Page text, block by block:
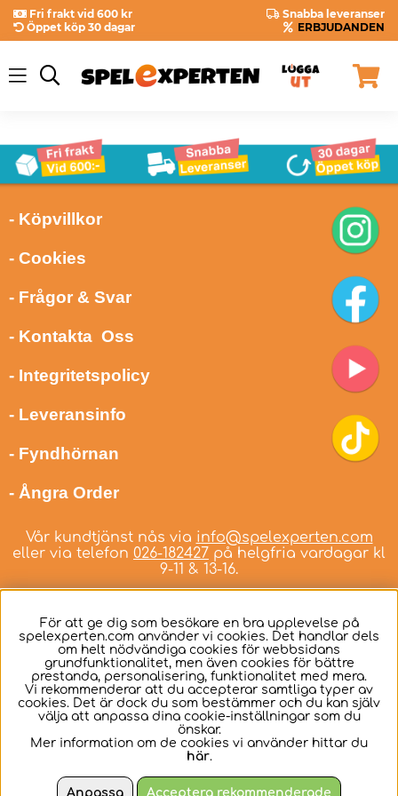
Fri frakt vid 600 kr
Snabba leveranser
Öppet köp 30 dagar
ERBJUDANDEN
- Köpvillkor
- Cookies
- Frågor & Svar
- Kontakta Oss
- Integritetspolicy
- Leveransinfo
- Fyndhörnan
- Ångra Order
Vår kundtjänst nås via info@spelexperten.com
eller via telefon 026-182427 på helgfria vardagar kl
9-11 & 13-16.
Svenska
För att ge dig som besökare en bra upplevelse på
spelexperten.com använder vi cookies. Det handlar dels
om helt nödvändiga cookies för webbsidans
grundfunktionalitet, men även cookies för bättre
prestanda, personalisering, funktionalitet med mera.
Vi rekommenderar att du accepterar samtliga typer av
cookies. Det är dock du som bestämmer och du kan själv
välja att anpassa dina cookie-inställningar som du
önskar.
Mer information om de cookies vi använder hittar du
här.
Anpassa Acceptera rekommenderade